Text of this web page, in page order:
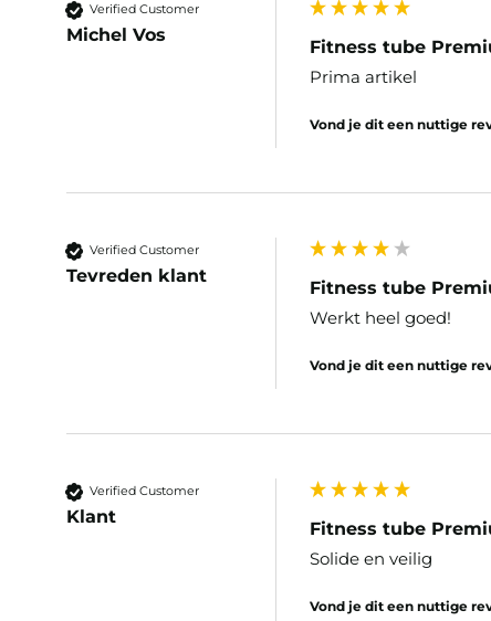
Verified Customer
Michel Vos
Fitness tube
Prima artikel
Vond je dit een nuttige
Verified Customer
Tevreden klant
Fitness tube
Werkt heel goed!
Vond je dit een nuttige
Verified Customer
Klant
Fitness tube
Solide en veilig
Vond je dit een nuttige